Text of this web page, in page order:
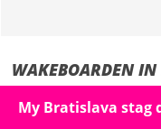
WAKEBOARDEN
Het duurt ongeveer 45min
My Bratislava stag